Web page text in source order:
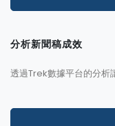
分析新聞稿成效
透過Trek數據平台的分析